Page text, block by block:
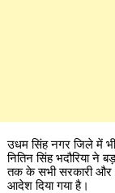
उधम सिंह नगर जिले में
नितिन सिंह भदौरिया ने
तक के सभी सरकारी और
आदेश दिया गया है।